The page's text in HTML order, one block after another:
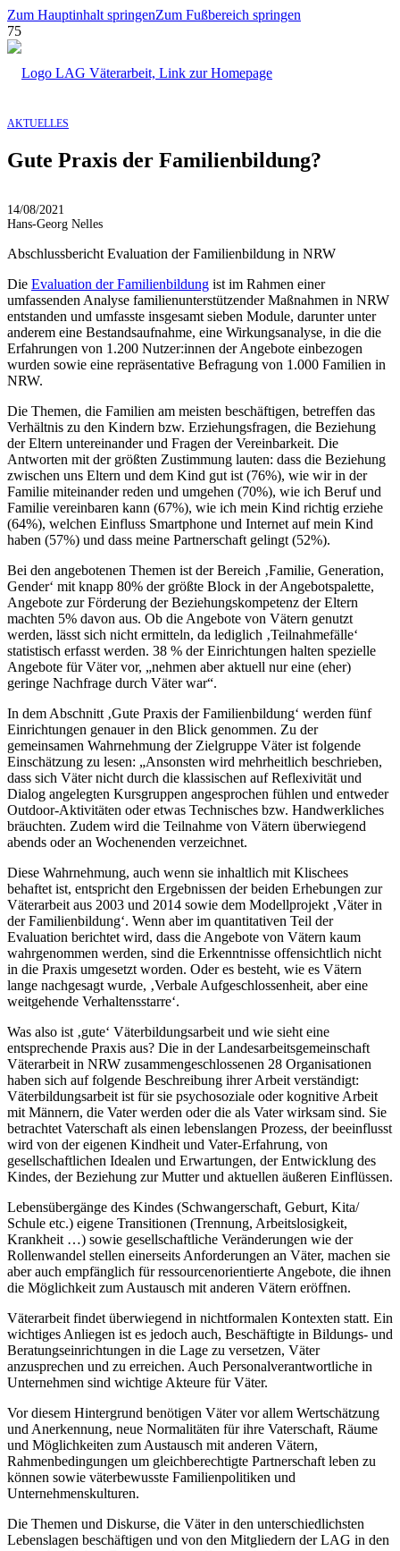
Zum Hauptinhalt springenZum Fußbereich springen
AKTUELLES
Gute Praxis der Familienbildung?
14/08/2021
Hans-Georg Nelles
Abschlussbericht Evaluation der Familienbildung in NRW
Die Evaluation der Familienbildung ist im Rahmen einer
umfassenden Analyse familienunterstützender Maßnahmen in NRW
entstanden und umfasste insgesamt sieben Module, darunter unter
anderem eine Bestandsaufnahme, eine Wirkungsanalyse, in die die
Erfahrungen von 1.200 Nutzer:innen der Angebote einbezogen
wurden sowie eine repräsentative Befragung von 1.000 Familien in
NRW.
Die Themen, die Familien am meisten beschäftigen, betreffen das
Verhältnis zu den Kindern bzw. Erziehungsfragen, die Beziehung
der Eltern untereinander und Fragen der Vereinbarkeit. Die
Antworten mit der größten Zustimmung lauten: dass die Beziehung
zwischen uns Eltern und dem Kind gut ist (76%), wie wir in der
Familie miteinander reden und umgehen (70%), wie ich Beruf und
Familie vereinbaren kann (67%), wie ich mein Kind richtig erziehe
(64%), welchen Einfluss Smartphone und Internet auf mein Kind
haben (57%) und dass meine Partnerschaft gelingt (52%).
Bei den angebotenen Themen ist der Bereich ‚Familie, Generation,
Gender‘ mit knapp 80% der größte Block in der Angebotspalette,
Angebote zur Förderung der Beziehungskompetenz der Eltern
machten 5% davon aus. Ob die Angebote von Vätern genutzt
werden, lässt sich nicht ermitteln, da lediglich ‚Teilnahmefälle‘
statistisch erfasst werden. 38 % der Einrichtungen halten spezielle
Angebote für Väter vor, „nehmen aber aktuell nur eine (eher)
geringe Nachfrage durch Väter war“.
In dem Abschnitt ‚Gute Praxis der Familienbildung‘ werden fünf
Einrichtungen genauer in den Blick genommen. Zu der
gemeinsamen Wahrnehmung der Zielgruppe Väter ist folgende
Einschätzung zu lesen: „Ansonsten wird mehrheitlich beschrieben,
dass sich Väter nicht durch die klassischen auf Reflexivität und
Dialog angelegten Kursgruppen angesprochen fühlen und entweder
Outdoor-Aktivitäten oder etwas Technisches bzw. Handwerkliches
bräuchten. Zudem wird die Teilnahme von Vätern überwiegend
abends oder an Wochenenden verzeichnet.
Diese Wahrnehmung, auch wenn sie inhaltlich mit Klischees
behaftet ist, entspricht den Ergebnissen der beiden Erhebungen zur
Väterarbeit aus 2003 und 2014 sowie dem Modellprojekt ‚Väter in
der Familienbildung‘. Wenn aber im quantitativen Teil der
Evaluation berichtet wird, dass die Angebote von Vätern kaum
wahrgenommen werden, sind die Erkenntnisse offensichtlich nicht
in die Praxis umgesetzt worden. Oder es besteht, wie es Vätern
lange nachgesagt wurde, ‚Verbale Aufgeschlossenheit, aber eine
weitgehende Verhaltensstarre‘.
Was also ist ‚gute‘ Väterbildungsarbeit und wie sieht eine
entsprechende Praxis aus? Die in der Landesarbeitsgemeinschaft
Väterarbeit in NRW zusammengeschlossenen 28 Organisationen
haben sich auf folgende Beschreibung ihrer Arbeit verständigt:
Väterbildungsarbeit ist für sie psychosoziale oder kognitive Arbeit
mit Männern, die Vater werden oder die als Vater wirksam sind. Sie
betrachtet Vaterschaft als einen lebenslangen Prozess, der beeinflusst
wird von der eigenen Kindheit und Vater-Erfahrung, von
gesellschaftlichen Idealen und Erwartungen, der Entwicklung des
Kindes, der Beziehung zur Mutter und aktuellen äußeren Einflüssen.
Lebensübergänge des Kindes (Schwangerschaft, Geburt, Kita/
Schule etc.) eigene Transitionen (Trennung, Arbeitslosigkeit,
Krankheit …) sowie gesellschaftliche Veränderungen wie der
Rollenwandel stellen einerseits Anforderungen an Väter, machen sie
aber auch empfänglich für ressourcenorientierte Angebote, die ihnen
die Möglichkeit zum Austausch mit anderen Vätern eröffnen.
Väterarbeit findet überwiegend in nichtformalen Kontexten statt. Ein
wichtiges Anliegen ist es jedoch auch, Beschäftigte in Bildungs- und
Beratungseinrichtungen in die Lage zu versetzen, Väter
anzusprechen und zu erreichen. Auch Personalverantwortliche in
Unternehmen sind wichtige Akteure für Väter.
Vor diesem Hintergrund benötigen Väter vor allem Wertschätzung
und Anerkennung, neue Normalitäten für ihre Vaterschaft, Räume
und Möglichkeiten zum Austausch mit anderen Vätern,
Rahmenbedingungen um gleichberechtigte Partnerschaft leben zu
können sowie väterbewusste Familienpolitiken und
Unternehmenskulturen.
Die Themen und Diskurse, die Väter in den unterschiedlichsten
Lebenslagen beschäftigen und von den Mitgliedern der LAG in den